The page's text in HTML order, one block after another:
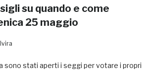
su quando e come
25 maggio
sono stati aperti i seggi per votare i propri